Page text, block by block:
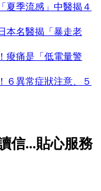
夏季流感」中醫揭４
本名醫揭「暴走老
痠痛是「低電量警
６異常症狀注意、５
信...貼心服務